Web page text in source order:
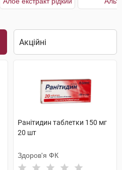
Ранітидин таблетки 150 мг
20 шт
Здоров'я ФК